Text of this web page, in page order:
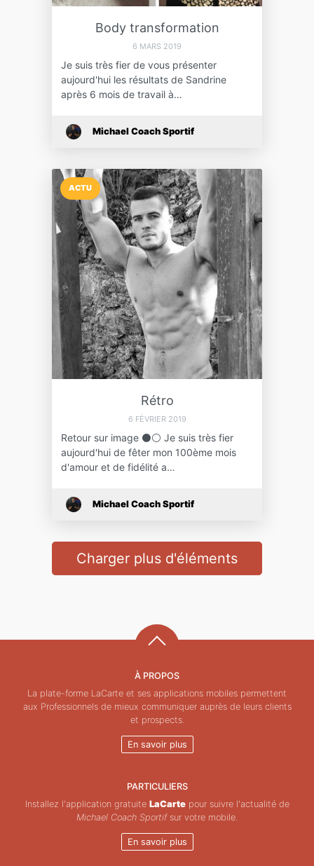
Body transformation
6 MARS 2019
Je suis très fier de vous présenter
aujourd'hui les résultats de Sandrine
après 6 mois de travail à…
Michael Coach Sportif
ACTU
Rétro
6 FÉVRIER 2019
Retour sur image ⚫⚪ Je suis très fier
aujourd'hui de fêter mon 100ème mois
d'amour et de fidélité a…
Michael Coach Sportif
Charger plus d'éléments
À PROPOS
La plate-forme LaCarte et ses applications mobiles permettent
aux Professionnels de mieux communiquer auprès de leurs clients
et prospects.
En savoir plus
PARTICULIERS
Installez l'application gratuite LaCartepour suivre l'actualité de
Michael Coach Sportifsur votre mobile.
En savoir plus